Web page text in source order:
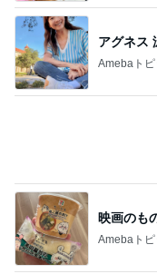
映画のも
Amebaトピ